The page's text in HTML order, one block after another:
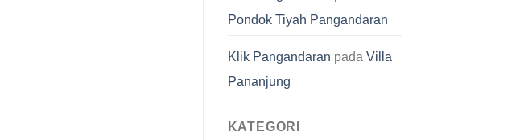
Pondok Tiyah Pangandaran
Klik Pangandaran pada Villa
Pananjung
KATEGORI